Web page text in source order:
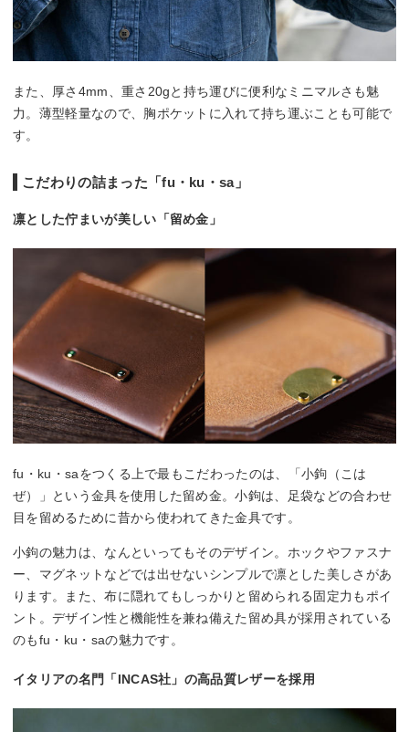
また、厚さ4mm、重さ20gと持ち運びに便利なミニマルさも魅
力。薄型軽量なので、胸ポケットに入れて持ち運ぶことも可能で
す。
こだわりの詰まった「fu・ku・sa」
凛とした佇まいが美しい「留め金」
fu・ku・saをつくる上で最もこだわったのは、「小鉤（こは
ぜ）」という金具を使用した留め金。小鉤は、足袋などの合わせ
目を留めるために昔から使われてきた金具です。
小鉤の魅力は、なんといってもそのデザイン。ホックやファスナ
ー、マグネットなどでは出せないシンプルで凛とした美しさがあ
ります。また、布に隠れてもしっかりと留められる固定力もポイ
ント。デザイン性と機能性を兼ね備えた留め具が採用されている
のもfu・ku・saの魅力です。
イタリアの名門「INCAS社」の高品質レザーを採用